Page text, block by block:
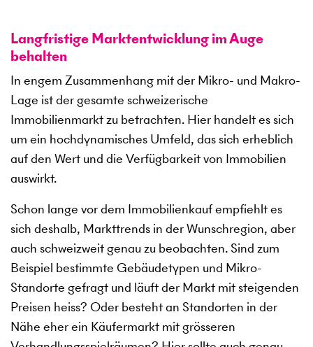
Langfristige Marktentwicklung im Auge
behalten
In engem Zusammenhang mit der Mikro- und Makro-
Lage ist der gesamte schweizerische
Immobilienmarkt zu betrachten. Hier handelt es sich
um ein hochdynamisches Umfeld, das sich erheblich
auf den Wert und die Verfügbarkeit von Immobilien
auswirkt.
Schon lange vor dem Immobilienkauf empfiehlt es
sich deshalb, Markttrends in der Wunschregion, aber
auch schweizweit genau zu beobachten. Sind zum
Beispiel bestimmte Gebäudetypen und Mikro-
Standorte gefragt und läuft der Markt mit steigenden
Preisen heiss? Oder besteht an Standorten in der
Nähe eher ein Käufermarkt mit grösseren